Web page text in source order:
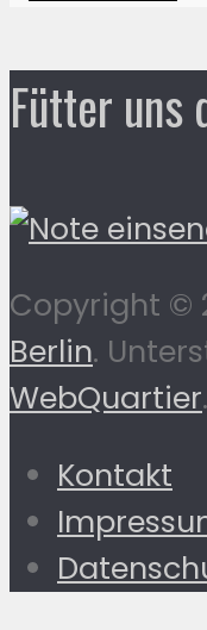
Fütter uns
Copyright ©
Berlin.
WebQuartier.
Kontakt